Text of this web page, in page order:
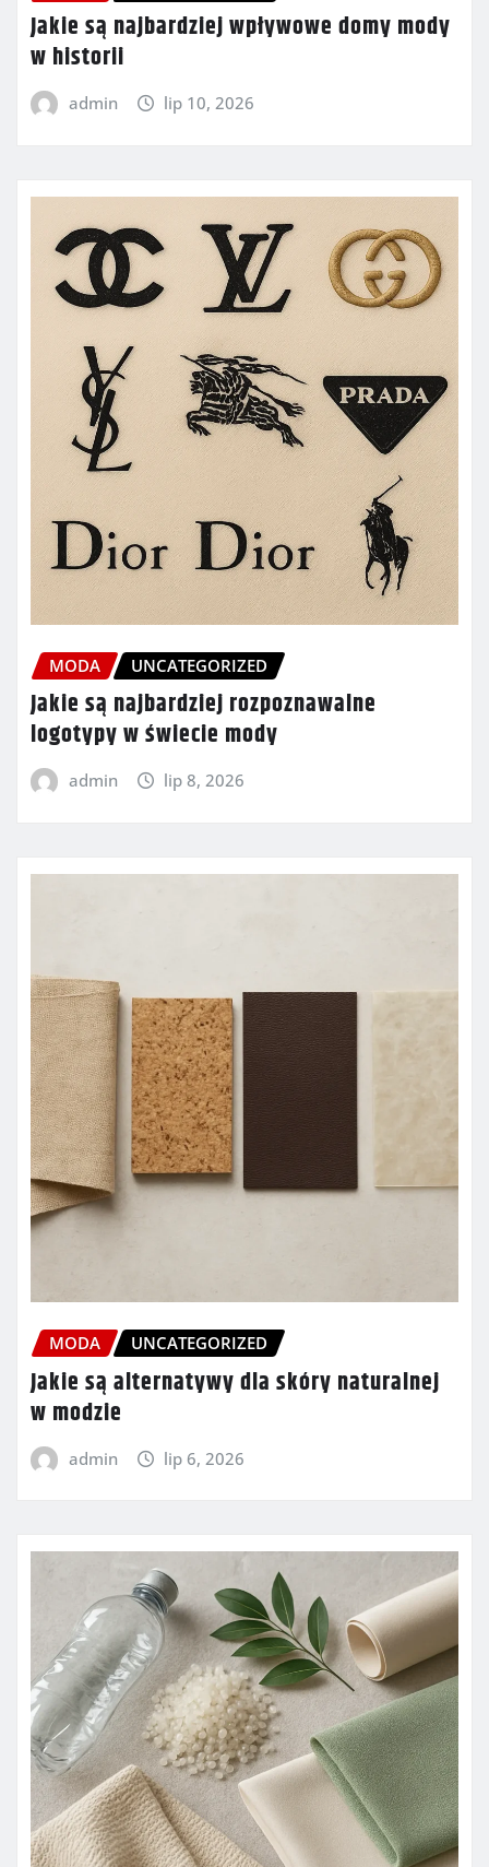
Jakie są najbardziej wpływowe domy mody
w historii
admin lip 10, 2026
MODA UNCATEGORIZED
Jakie są najbardziej rozpoznawalne
logotypy w świecie mody
admin lip 8, 2026
MODA UNCATEGORIZED
Jakie są alternatywy dla skóry naturalnej
w modzie
admin lip 6, 2026